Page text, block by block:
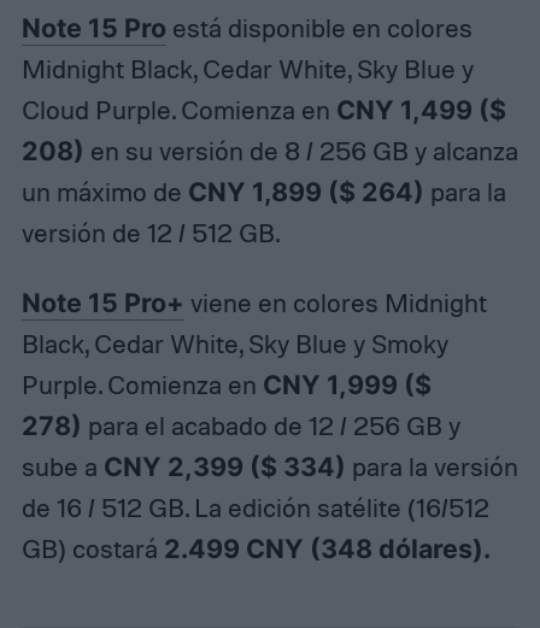
Note 15 Pro está disponible en colores
Midnight Black, Cedar White, Sky Blue y
Cloud Purple. Comienza en CNY 1,499 ($
208) en su versión de 8 / 256 GB y alcanza
un máximo de CNY 1,899 ($ 264) para la
versión de 12 / 512 GB.
Note 15 Pro+ viene en colores Midnight
Black, Cedar White, Sky Blue y Smoky
Purple. Comienza en CNY 1,999 ($
278) para el acabado de 12 / 256 GB y
sube a CNY 2,399 ($ 334) para la versión
de 16 / 512 GB. La edición satélite (16/512
GB) costará 2.499 CNY (348 dólares).